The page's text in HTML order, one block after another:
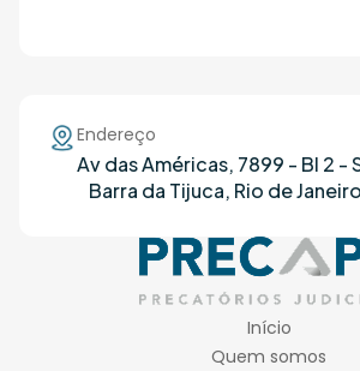
Endereço
Av das Américas, 7899 - Bl 2 -
Barra da Tijuca, Rio de
Início
Quem somos